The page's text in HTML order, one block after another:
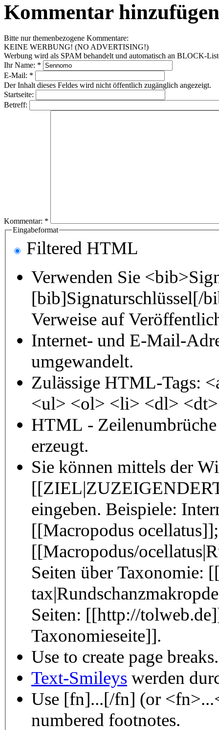
Kommentar hinzufügen
Bitte nur themenbezogene Kommentare:
KEINE WERBUNG! (NO ADVERTISING!)
Werbung wird als SPAM behandelt und automatisch an BLOCK-
Ihr Name: *
E-Mail: *
Der Inhalt dieses Feldes wird nicht öffentlich zugänglich angezeigt.
Startseite:
Betreff:
Kommentar: *
Eingabeformat
Filtered HTML
Verwenden Sie
[bib]Signaturschlüssel[/
Verweise auf
Internet- und E-Mail-
umgewandelt.
Zulässige HTML-Tags:
<ul> <ol> <li> <dl>
HTML - Zeilenumbrüche
erzeugt.
Sie können mittels der
eingeben. Beispiele:
[[Macropodus
[[Macropodus/
Seiten über Taxonomie:
Seiten: [[http://
Taxonomieseite]].
Use to create page breaks.
Text-Smileys werden
Use [fn]...[/fn] (or
numbered footnotes.